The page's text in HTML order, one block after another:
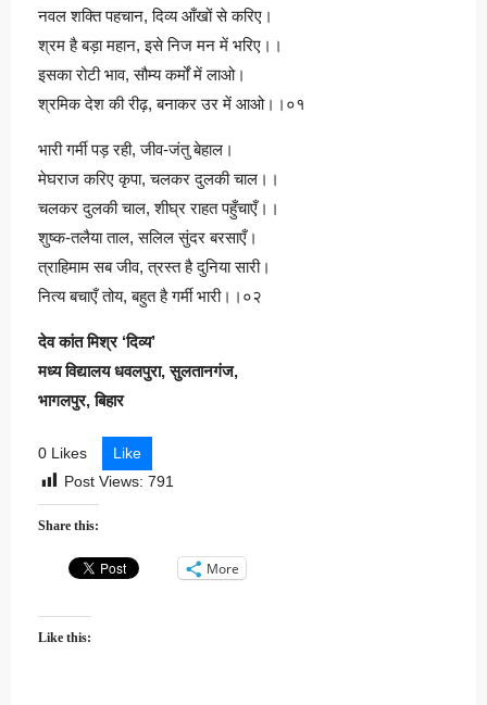
नवल शक्ति पहचान, दिव्य आँखों से करिए।
श्रम है बड़ा महान, इसे निज मन में भरिए।।
इसका रोटी भाव, सौम्य कर्मों में लाओ।
श्रमिक देश की रीढ़, बनाकर उर में आओ।।०१
भारी गर्मी पड़ रही, जीव-जंतु बेहाल।
मेघराज करिए कृपा, चलकर दुलकी चाल।।
चलकर दुलकी चाल, शीघ्र राहत पहुँचाएँ।।
शुष्क-तलैया ताल, सलिल सुंदर बरसाएँ।
त्राहिमाम सब जीव, त्रस्त है दुनिया सारी।
नित्य बचाएँ तोय, बहुत है गर्मी भारी।।०२
देव कांत मिश्र ‘दिव्य’
मध्य विद्यालय धवलपुरा, सुलतानगंज,
भागलपुर, बिहार
0 Likes
Like
Post Views: 791
Share this:
More
Like this: